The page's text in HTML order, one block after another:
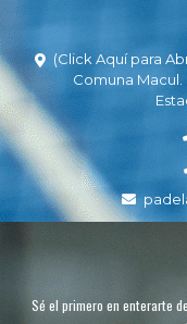
(Click Aquí para
Comuna Macul.
Sé el primero en enterarte